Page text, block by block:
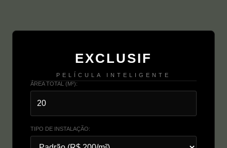
EXCLUSIF
PELÍCULA INTELIGENTE
ÁREA TOTAL (M²):
TIPO DE INSTALAÇÃO: